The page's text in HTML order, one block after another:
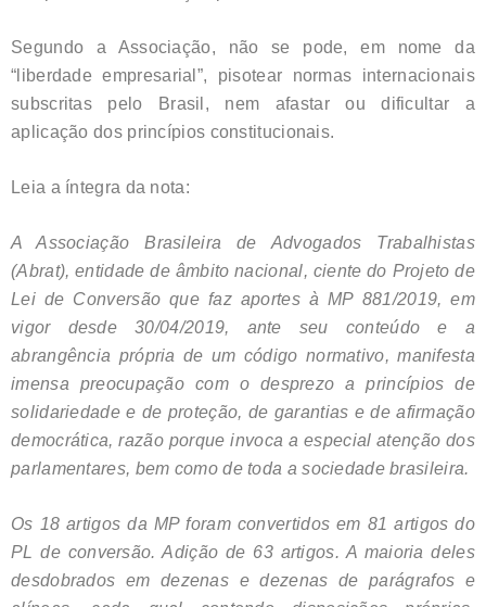
Segundo a Associação, não se pode, em nome da
“liberdade empresarial”, pisotear normas internacionais
subscritas pelo Brasil, nem afastar ou dificultar a
aplicação dos princípios constitucionais.
Leia a íntegra da nota:
A Associação Brasileira de Advogados Trabalhistas
(Abrat), entidade de âmbito nacional, ciente do Projeto de
Lei de Conversão que faz aportes à MP 881/2019, em
vigor desde 30/04/2019, ante seu conteúdo e a
abrangência própria de um código normativo, manifesta
imensa preocupação com o desprezo a princípios de
solidariedade e de proteção, de garantias e de afirmação
democrática, razão porque invoca a especial atenção dos
parlamentares, bem como de toda a sociedade brasileira.
Os 18 artigos da MP foram convertidos em 81 artigos do
PL de conversão. Adição de 63 artigos. A maioria deles
desdobrados em dezenas e dezenas de parágrafos e